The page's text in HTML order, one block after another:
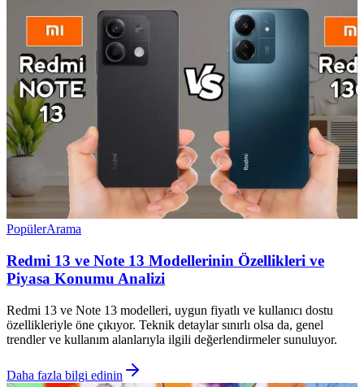
PopülerArama
Redmi 13 ve Note 13 Modellerinin Özellikleri ve
Piyasa Konumu Analizi
Redmi 13 ve Note 13 modelleri, uygun fiyatlı ve kullanıcı dostu
özellikleriyle öne çıkıyor. Teknik detaylar sınırlı olsa da, genel
trendler ve kullanım alanlarıyla ilgili değerlendirmeler sunuluyor.
Daha fazla bilgi edinin